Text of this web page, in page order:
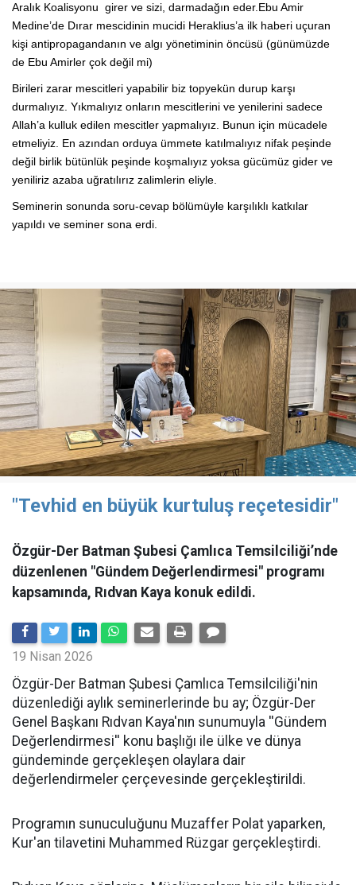
Aralık Koalisyonu girer ve sizi, darmadağın eder.Ebu Amir
Medine’de Dırar mescidinin mucidi Heraklius’a ilk haberi uçuran
kişi antipropagandanın ve algı yönetiminin öncüsü (günümüzde
de Ebu Amirler çok değil mi)
Birileri zarar mescitleri yapabilir biz topyekün durup karşı
durmalıyız. Yıkmalıyız onların mescitlerini ve yenilerini sadece
Allah’a kulluk edilen mescitler yapmalıyız. Bunun için mücadele
etmeliyiz. En azından orduya ümmete katılmalıyız nifak peşinde
değil birlik bütünlük peşinde koşmalıyız yoksa gücümüz gider ve
yeniliriz azaba uğratılırız zalimlerin eliyle.
Seminerin sonunda soru-cevap bölümüyle karşılıklı katkılar
yapıldı ve seminer sona erdi.
"Tevhid en büyük kurtuluş reçetesidir"
Özgür-Der Batman Şubesi Çamlıca Temsilciliği’nde
düzenlenen "Gündem Değerlendirmesi" programı
kapsamında, Rıdvan Kaya konuk edildi.
19 Nisan 2026
​Özgür-Der Batman Şubesi Çamlıca Temsilciliği'nin
düzenlediği aylık seminerlerinde bu ay; Özgür-Der
Genel Başkanı Rıdvan Kaya'nın sunumuyla ''Gündem
Değerlendirmesi'' konu başlığı ile ülke ve dünya
gündeminde gerçekleşen olaylara dair
değerlendirmeler çerçevesinde gerçekleştirildi.
Programın sunuculuğunu Muzaffer Polat yaparken,
Kur'an tilavetini Muhammed Rüzgar gerçekleştirdi.